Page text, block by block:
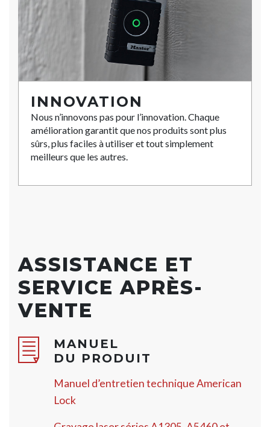
INNOVATION
Nous n’innovons pas pour l’innovation. Chaque
amélioration garantit que nos produits sont plus
sûrs, plus faciles à utiliser et tout simplement
meilleurs que les autres.
ASSISTANCE ET
SERVICE APRÈS-
VENTE
MANUEL
DU PRODUIT
Manuel d’entretien technique American
Lock